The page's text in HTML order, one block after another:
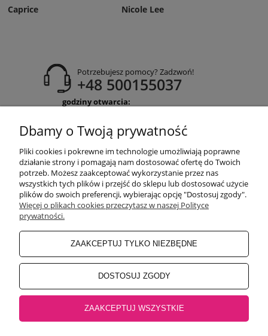
Caprice
Nicole Lee
Potrzebujesz pomocy? Zadzwoń!
+48 500155037
godziny otwarcia:
obuwiehigo@gmail.com
WARUNKI ZAKUPÓW
MOJE KONTO
INFORMACJE O SKLEPIE
BEZPIECZNE PŁATNOŚCI
32-500 Chrzanów, Rynek 18 |Salon Jaworzno
Jaworzno, Rynek 4 |Salon Oświęcim32-600 Oświęcim, ul. Mickiewicza 10
Dbamy o Twoją prywatność
Pliki cookies i pokrewne im technologie umożliwiają poprawne
działanie strony i pomagają nam dostosować ofertę do Twoich
potrzeb. Możesz zaakceptować wykorzystanie przez nas
wszystkich tych plików i przejść do sklepu lub dostosować użycie
plików do swoich preferencji, wybierając opcję "Dostosuj zgody".
Więcej o plikach cookies przeczytasz w naszej Polityce
prywatności.
ZAAKCEPTUJ TYLKO NIEZBĘDNE
DOSTOSUJ ZGODY
ZAAKCEPTUJ WSZYSTKIE